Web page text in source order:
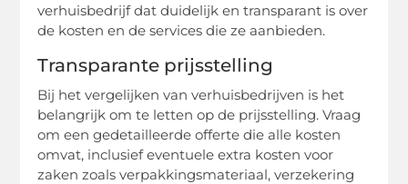
verhuisbedrijf dat duidelijk en transparant is over
de kosten en de services die ze aanbieden.
Transparante prijsstelling
Bij het vergelijken van verhuisbedrijven is het
belangrijk om te letten op de prijsstelling. Vraag
om een gedetailleerde offerte die alle kosten
omvat, inclusief eventuele extra kosten voor
zaken zoals verpakkingsmateriaal, verzekering